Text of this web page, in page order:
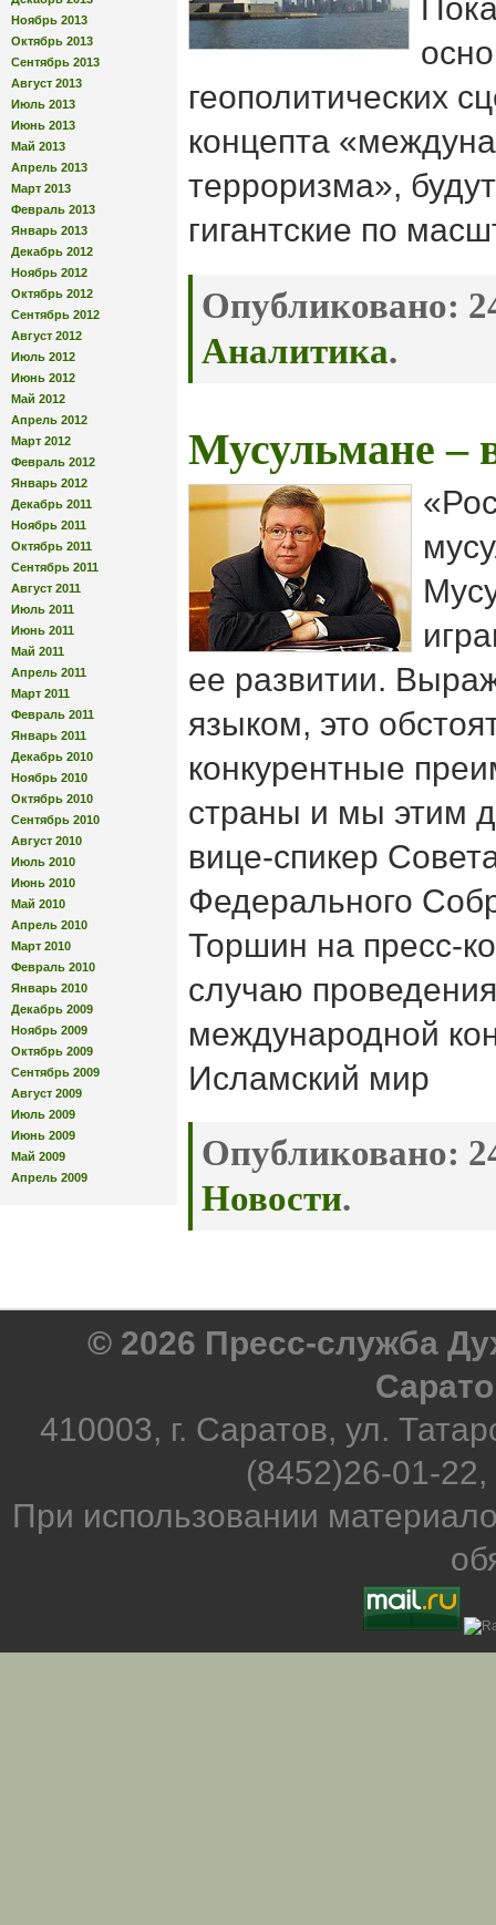
Ноябрь 2013
Октябрь 2013
Сентябрь 2013
Август 2013
Июль 2013
Июнь 2013
Май 2013
Апрель 2013
Март 2013
Февраль 2013
Январь 2013
Декабрь 2012
Ноябрь 2012
Октябрь 2012
Сентябрь 2012
Август 2012
Июль 2012
Июнь 2012
Май 2012
Апрель 2012
Март 2012
Февраль 2012
Январь 2012
Декабрь 2011
Ноябрь 2011
Октябрь 2011
Сентябрь 2011
Август 2011
Июль 2011
Июнь 2011
Май 2011
Апрель 2011
Март 2011
Февраль 2011
Январь 2011
Декабрь 2010
Ноябрь 2010
Октябрь 2010
Сентябрь 2010
Август 2010
Июль 2010
Июнь 2010
Май 2010
Апрель 2010
Март 2010
Февраль 2010
Январь 2010
Декабрь 2009
Ноябрь 2009
Октябрь 2009
Сентябрь 2009
Август 2009
Июль 2009
Июнь 2009
Май 2009
Апрель 2009
геополитических
концепта
терроризма»,
гигантские по
Опубликовано:
Аналитика.
Мусульмане –
ее развитии.
языком, это
конкурентные
страны и мы этим
вице-спикер
Федерального
Торшин на пресс-
случаю
международной
Исламский мир
Опубликовано:
Новости.
© 2026 Пресс-служба
410003, г. Саратов, ул.
(8452)26-01-
При использовании